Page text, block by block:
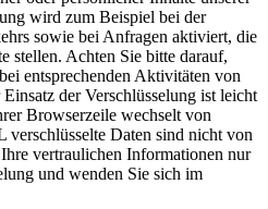
wird zum Beispiel bei der
sowie bei Anfragen aktiviert, die
stellen. Achten Sie bitte darauf,
entsprechenden Aktivitäten von
der Verschlüsselung ist leicht
Browserzeile wechselt von
verschlüsselte Daten sind nicht von
vertraulichen Informationen nur
und wenden Sie sich im